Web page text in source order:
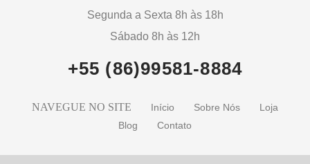
Segunda a Sexta 8h às 18h
Sábado 8h às 12h
+55 (86)99581-8884
NAVEGUE NO SITE Início Sobre Nós
Loja
Blog
Contato